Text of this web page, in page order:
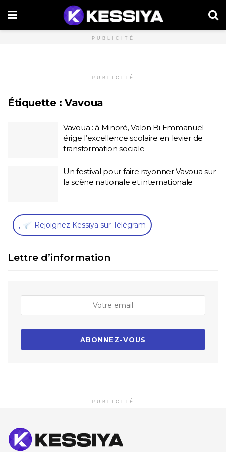
PUBLICITÉ
PUBLICITÉ
Étiquette :Vavoua
Vavoua : à Minoré, Valon Bi Emmanuel
érige l’excellence scolaire en levier de
transformation sociale
Un festival pour faire rayonner Vavoua sur
la scène nationale et internationale
, Rejoignez Kessiya sur Télégram
Lettre d’information
PUBLICITÉ